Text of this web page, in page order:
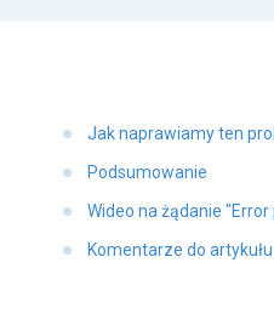
Jak naprawiamy ten
Podsumowanie
Wideo na żądanie
Komentarze do artykułu